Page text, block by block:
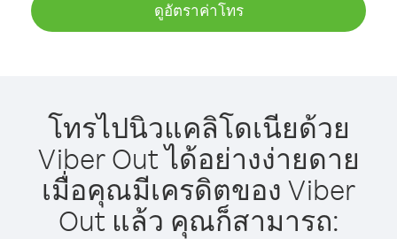
ดูอัตราค่าโทร
โทรไปนิวแคลิโดเนียด้วย
Viber Out ได้อย่างง่ายดาย
เมื่อคุณมีเครดิตของ Viber
Out แล้ว คุณก็สามารถ: